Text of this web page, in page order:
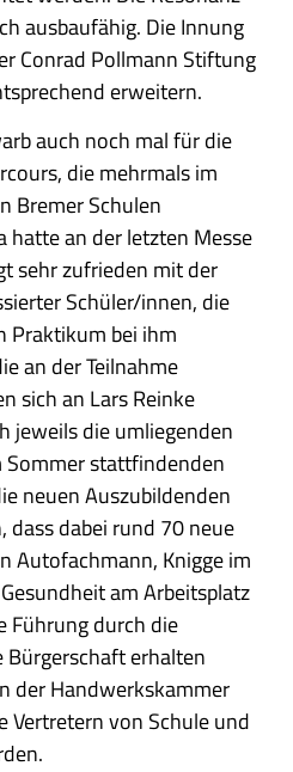
ausbaufähig. Die Innung
Conrad Pollmann Stiftung
erweitern.
auch noch mal für die
die mehrmals im
Bremer Schulen
hatte an der letzten Messe
sehr zufrieden mit der
Schüler/innen, die
Praktikum bei ihm
an der Teilnahme
sich an Lars Reinke
jeweils die umliegenden
Sommer stattfindenden
neuen Auszubildenden
dass dabei rund 70 neue
Autofachmann, Knigge im
am Arbeitsplatz
Führung durch die
erhalten
der Handwerkskammer
Vertretern von Schule und